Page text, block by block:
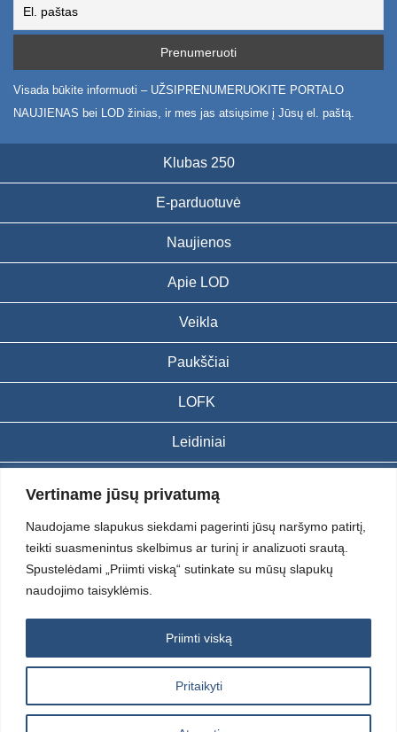
Vertiname jūsų privatumą
Naudojame slapukus siekdami pagerinti jūsų naršymo patirtį,
teikti suasmenintus skelbimus ar turinį ir analizuoti srautą.
Spustelėdami „Priimti viską“ sutinkate su mūsų slapukų
naudojimo taisyklėmis.
Pritaikyti
Priimti viską
Visada būkite informuoti – UŽSIPRENUMERUOKITE PORTALO
NAUJIENAS bei LOD žinias, ir mes jas atsiųsime į Jūsų el. paštą.
Klubas 250
E-parduotuvė
Naujienos
Apie LOD
Veikla
Paukščiai
LOFK
Leidiniai
Portalas sukurtas įgyvendinant Lietuvos Respublikos, Europos
ekonominės erdvės ir Norvegijos finansinių mechanizmų iš dalies
finansuojamą paprojektį
„LOD visuomeninės /gamtosauginės veiklos sustiprinimas ir įvaizdžio
formavimas įtraukiant visuomenę į aplinkosauginių tyrimų veiklą“
(paprojekčio
įgyvendinimo sutarties numeris 2004-LT0008-NVO-1EEE/NOR-02-059)
2012 © Lietuvos Ornitologų Draugija © 2014, Visos teisės saugomos
Electronic Solutions for Business